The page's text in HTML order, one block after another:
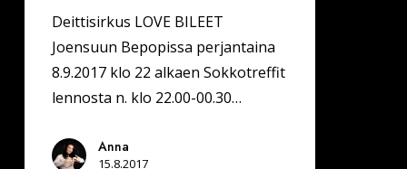
Deittisirkus LOVE BILEET
Joensuun Bepopissa perjantaina
8.9.2017 klo 22 alkaen Sokkotreffit
lennosta n. klo 22.00-00.30…
Anna
15.8.2017